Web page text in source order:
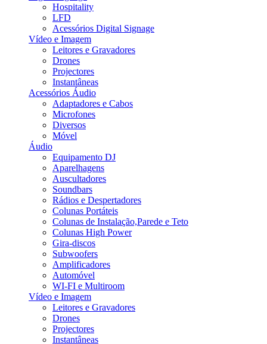
Hospitality
LFD
Acessórios Digital Signage
Vídeo e Imagem
Leitores e Gravadores
Drones
Projectores
Instantâneas
Acessórios Áudio
Adaptadores e Cabos
Microfones
Diversos
Móvel
Áudio
Equipamento DJ
Aparelhagens
Auscultadores
Soundbars
Rádios e Despertadores
Colunas Portáteis
Colunas de Instalação,Parede e Teto
Colunas High Power
Gira-discos
Subwoofers
Amplificadores
Automóvel
WI-FI e Multiroom
Vídeo e Imagem
Leitores e Gravadores
Drones
Projectores
Instantâneas